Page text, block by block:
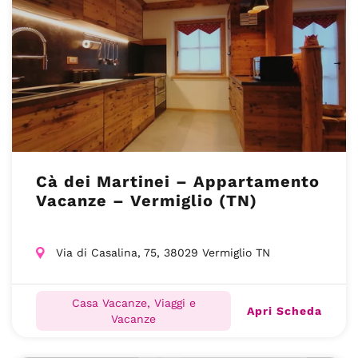
Cà dei Martinei – Appartamento
Vacanze – Vermiglio (TN)
Via di Casalina, 75, 38029 Vermiglio TN
Casa Vacanze, Viaggi e
Vacanze
Apri Scheda